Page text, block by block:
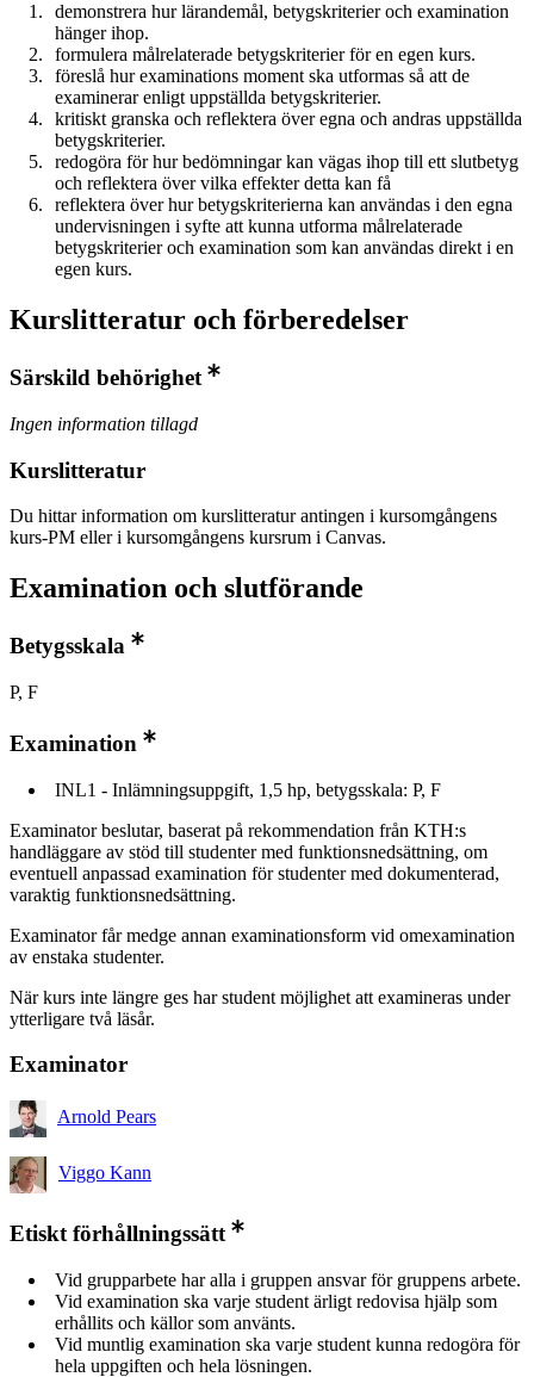
demonstrera hur lärandemål, betygskriterier och examination
hänger ihop.
formulera målrelaterade betygskriterier för en egen kurs.
föreslå hur examinations moment ska utformas så att de
examinerar enligt uppställda betygskriterier.
kritiskt granska och reflektera över egna och andras uppställda
betygskriterier.
redogöra för hur bedömningar kan vägas ihop till ett slutbetyg
och reflektera över vilka effekter detta kan få
reflektera över hur betygskriterierna kan användas i den egna
undervisningen i syfte att kunna utforma målrelaterade
betygskriterier och examination som kan användas direkt i en
egen kurs.
Kurslitteratur och förberedelser
Särskild behörighet
Ingen information tillagd
Kurslitteratur
Du hittar information om kurslitteratur antingen i kursomgångens
kurs-PM eller i kursomgångens kursrum i Canvas.
Examination och slutförande
Betygsskala
P, F
Examination
INL1 - Inlämningsuppgift, 1,5 hp, betygsskala: P, F
Examinator beslutar, baserat på rekommendation från KTH:s
handläggare av stöd till studenter med funktionsnedsättning, om
eventuell anpassad examination för studenter med dokumenterad,
varaktig funktionsnedsättning.
Examinator får medge annan examinationsform vid omexamination
av enstaka studenter.
När kurs inte längre ges har student möjlighet att examineras under
ytterligare två läsår.
Examinator
Arnold Pears
Viggo Kann
Etiskt förhållningssätt
Vid grupparbete har alla i gruppen ansvar för gruppens arbete.
Vid examination ska varje student ärligt redovisa hjälp som
erhållits och källor som använts.
Vid muntlig examination ska varje student kunna redogöra för
hela uppgiften och hela lösningen.